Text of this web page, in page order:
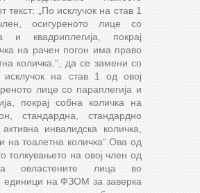
текст: „По исклучок на став 1
осигуреното лице со
и квадриплегија, покрај
на рачен погон има право
количка.“, да се замени со
исклучок на став 1 од овој
лице со параплегија и
покрај собна количка на
стандардна, стандардно
инвалидска количка,
на тоалетна количка“.Ова од
толкувањето на овој член од
овластените лица во
единици на ФЗОМ за заверка